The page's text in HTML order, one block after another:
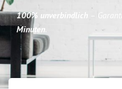
100% unverbindlich –
Minuten.